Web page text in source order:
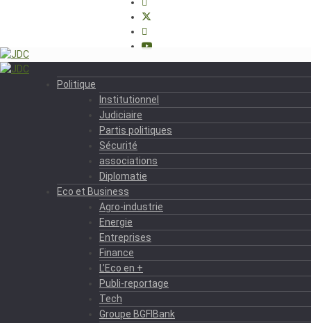
Politique
Institutionnel
Judiciaire
Partis politiques
Sécurité
associations
Diplomatie
Eco et Business
Agro-industrie
Energie
Entreprises
Finance
L’Eco en +
Publi-reportage
Tech
Groupe BGFIBank